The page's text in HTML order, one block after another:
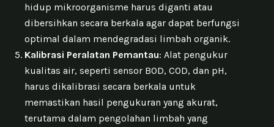
hidup mikroorganisme harus diganti atau
dibersihkan secara berkala agar dapat berfungsi
optimal dalam mendegradasi limbah organik.
Kalibrasi Peralatan Pemantau: Alat pengukur
kualitas air, seperti sensor BOD, COD, dan pH,
harus dikalibrasi secara berkala untuk
memastikan hasil pengukuran yang akurat,
terutama dalam pengolahan limbah yang